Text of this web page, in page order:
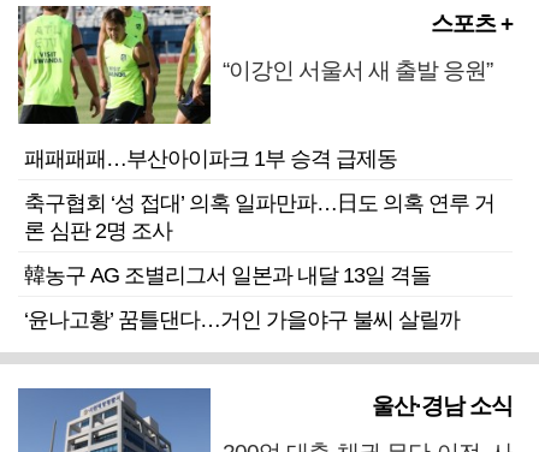
스포츠 +
“이강인 서울서 새 출발 응원”
패패패패…부산아이파크 1부 승격 급제동
축구협회 ‘성 접대’ 의혹 일파만파…日도 의혹 연루 거
론 심판 2명 조사
韓농구 AG 조별리그서 일본과 내달 13일 격돌
‘윤나고황’ 꿈틀댄다…거인 가을야구 불씨 살릴까
울산·경남 소식